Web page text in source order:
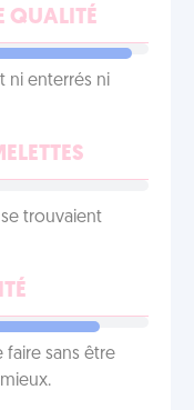
QUALITÉ
ni enterrés ni
trouvaient
faire sans être